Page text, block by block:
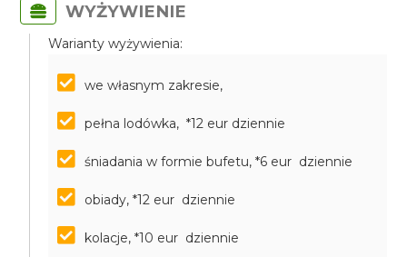
WYŻYWIENIE
Warianty wyżywienia:
we własnym zakresie,
pełna lodówka, *12 eur dziennie
śniadania w formie bufetu, *6 eur dziennie
obiady, *12 eur dziennie
kolacje, *10 eur dziennie